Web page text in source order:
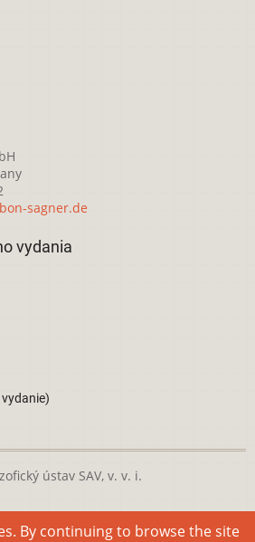
sagner.de
vydania
ústav SAV, v. v. i.
licencovaná podCreative Commons
By continuing to browse the site